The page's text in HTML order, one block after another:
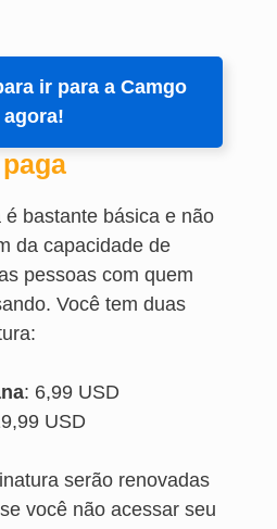
ir para a Camgo
agora!
bastante básica e não
da capacidade de
pessoas com quem
Você tem duas
: 6,99 USD
USD
serão renovadas
você não acessar seu